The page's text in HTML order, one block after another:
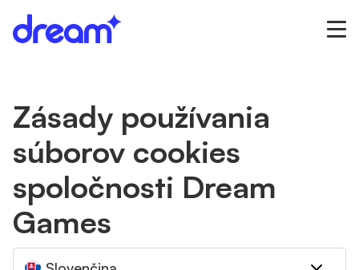
Zásady používania
súborov cookies
spoločnosti Dream
Games